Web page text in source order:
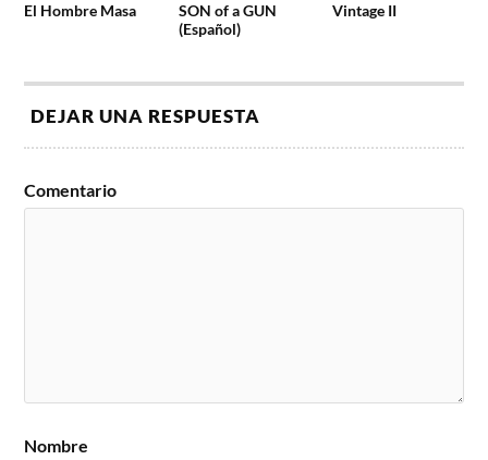
El Hombre Masa
SON of a GUN
(Español)
Vintage II
DEJAR UNA RESPUESTA
Comentario
Nombre